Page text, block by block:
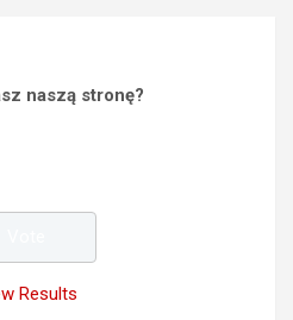
naszą stronę?
Results